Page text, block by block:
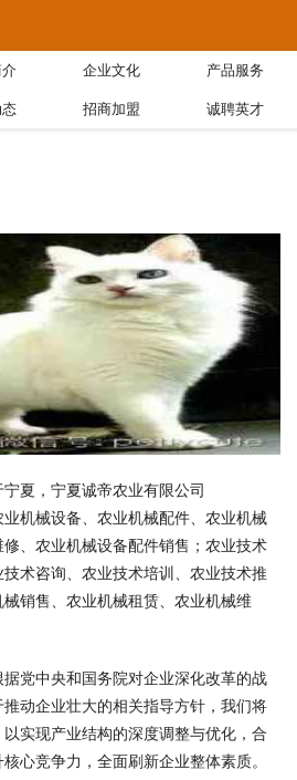
企业文化 产品服务
招商加盟 诚聘英才
夏，宁夏诚帝农业有限公司
业机械设备、农业机械配件、农业机械
、农业机械设备配件销售；农业技术
术咨询、农业技术培训、农业技术推
销售、农业机械租赁、农业机械维
党中央和国务院对企业深化改革的战
动企业壮大的相关指导方针，我们将
实现产业结构的深度调整与优化，合
心竞争力，全面刷新企业整体素质。